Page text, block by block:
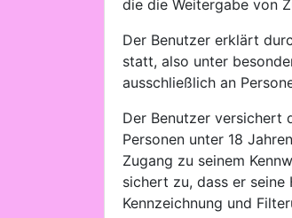
die die Weitergabe von
Der Benutzer erklärt
statt, also unter
ausschließlich an
Der Benutzer versichert
Personen unter 18
Zugang zu seinem
sichert zu, dass er
Kennzeichnung und